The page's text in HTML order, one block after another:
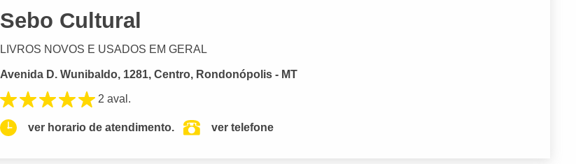
Sebo Cultural
LIVROS NOVOS E USADOS EM GERAL
Avenida D. Wunibaldo, 1281, Centro, Rondonópolis - MT
2 aval.
ver horario de atendimento. ver telefone